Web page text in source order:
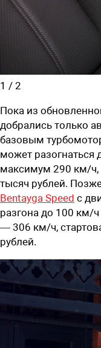
1 / 2
Пока из
добрались только
базовым
может разогнаться
максимум 290 км/ч,
тысяч рублей.
Bentayga Speed с
разгона до 100 км/
— 306 км/ч,
рублей.